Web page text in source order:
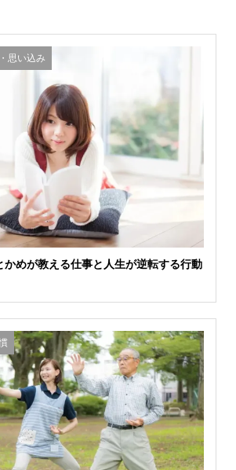
思い込み
かめが教える仕事と人生が逆転する行動